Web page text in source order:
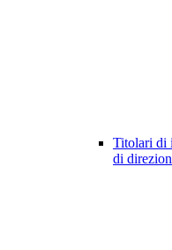
Titolari di
di